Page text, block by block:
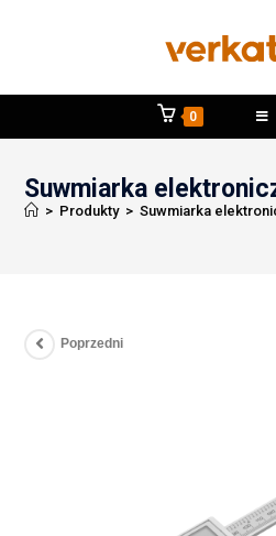
0
Suwmiarka
> Produkty > Suwmiarka
Poprzedni